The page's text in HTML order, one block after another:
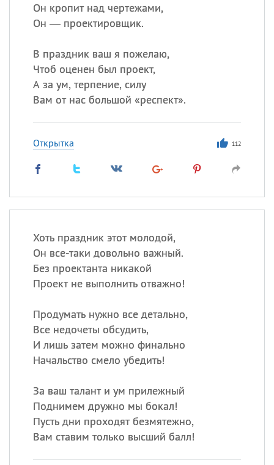
Он кропит над чертежами,
Он — проектировщик.
В праздник ваш я пожелаю,
Чтоб оценен был проект,
А за ум, терпение, силу
Вам от нас большой «респект».
Открытка 112
Хоть праздник этот молодой,
Он все-таки довольно важный.
Без проектанта никакой
Проект не выполнить отважно!
Продумать нужно все детально,
Все недочеты обсудить,
И лишь затем можно финально
Начальство смело убедить!
За ваш талант и ум прилежный
Поднимем дружно мы бокал!
Пусть дни проходят безмятежно,
Вам ставим только высший балл!